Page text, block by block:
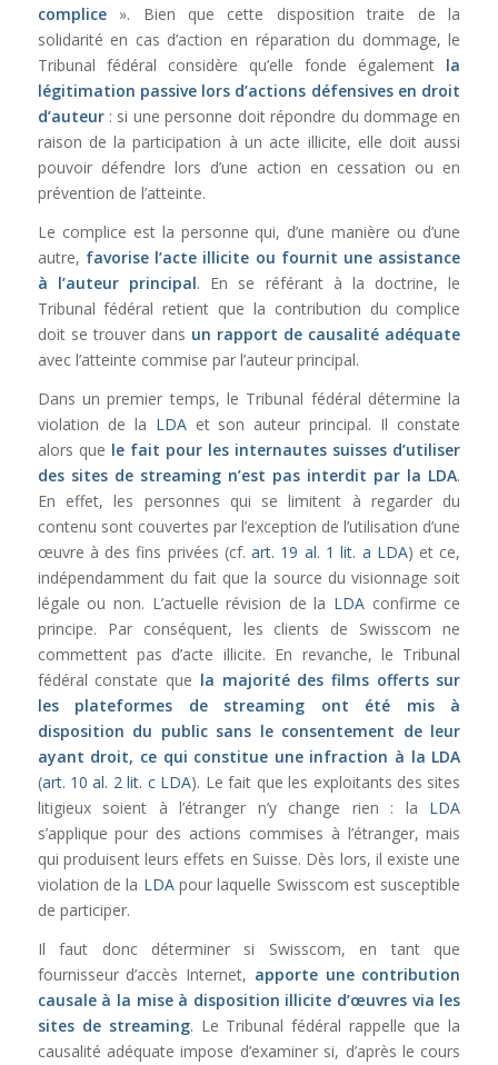
complice». Bien que cette disposition traite de la
solidarité en cas d’action en réparation du dommage, le
Tribunal fédéral considère qu’elle fonde également la
légitimation passive lors d’actions défensives en droit
d’auteur: si une personne doit répondre du dommage en
raison de la participation à un acte illicite, elle doit aussi
pouvoir défendre lors d’une action en cessation ou en
prévention de l’atteinte.
Le complice est la personne qui, d’une manière ou d’une
autre, favorise l’acte illicite ou fournit une assistance
à l’auteur principal. En se référant à la doctrine, le
Tribunal fédéral retient que la contribution du complice
doit se trouver dans un rapport de causalité adéquate
avec l’atteinte commise par l’auteur principal.
Dans un premier temps, le Tribunal fédéral détermine la
violation de la LDA et son auteur principal. Il constate
alors que le fait pour les internautes suisses d’utiliser
des sites de streaming n’est pas interdit par la LDA.
En effet, les personnes qui se limitent à regarder du
contenu sont couvertes par l’exception de l’utilisation d’une
œuvre à des fins privées (cf. art. 19 al. 1 lit. a LDA) et ce,
indépendamment du fait que la source du visionnage soit
légale ou non. L’actuelle révision de la LDA confirme ce
principe. Par conséquent, les clients de Swisscom ne
commettent pas d’acte illicite. En revanche, le Tribunal
fédéral constate que la majorité des films offerts sur
les plateformes de streaming ont été mis à
disposition du public sans le consentement de leur
ayant droit, ce qui constitue une infraction à la LDA
(art. 10 al. 2 lit. c LDA). Le fait que les exploitants des sites
litigieux soient à l’étranger n’y change rien : la LDA
s’applique pour des actions commises à l’étranger, mais
qui produisent leurs effets en Suisse. Dès lors, il existe une
violation de la LDApour laquelle Swisscom est susceptible
de participer.
Il faut donc déterminer si Swisscom, en tant que
fournisseur d’accès Internet, apporte une contribution
causale à la mise à disposition illicite d’œuvres via les
sites de streaming. Le Tribunal fédéral rappelle que la
causalité adéquate impose d’examiner si, d’après le cours